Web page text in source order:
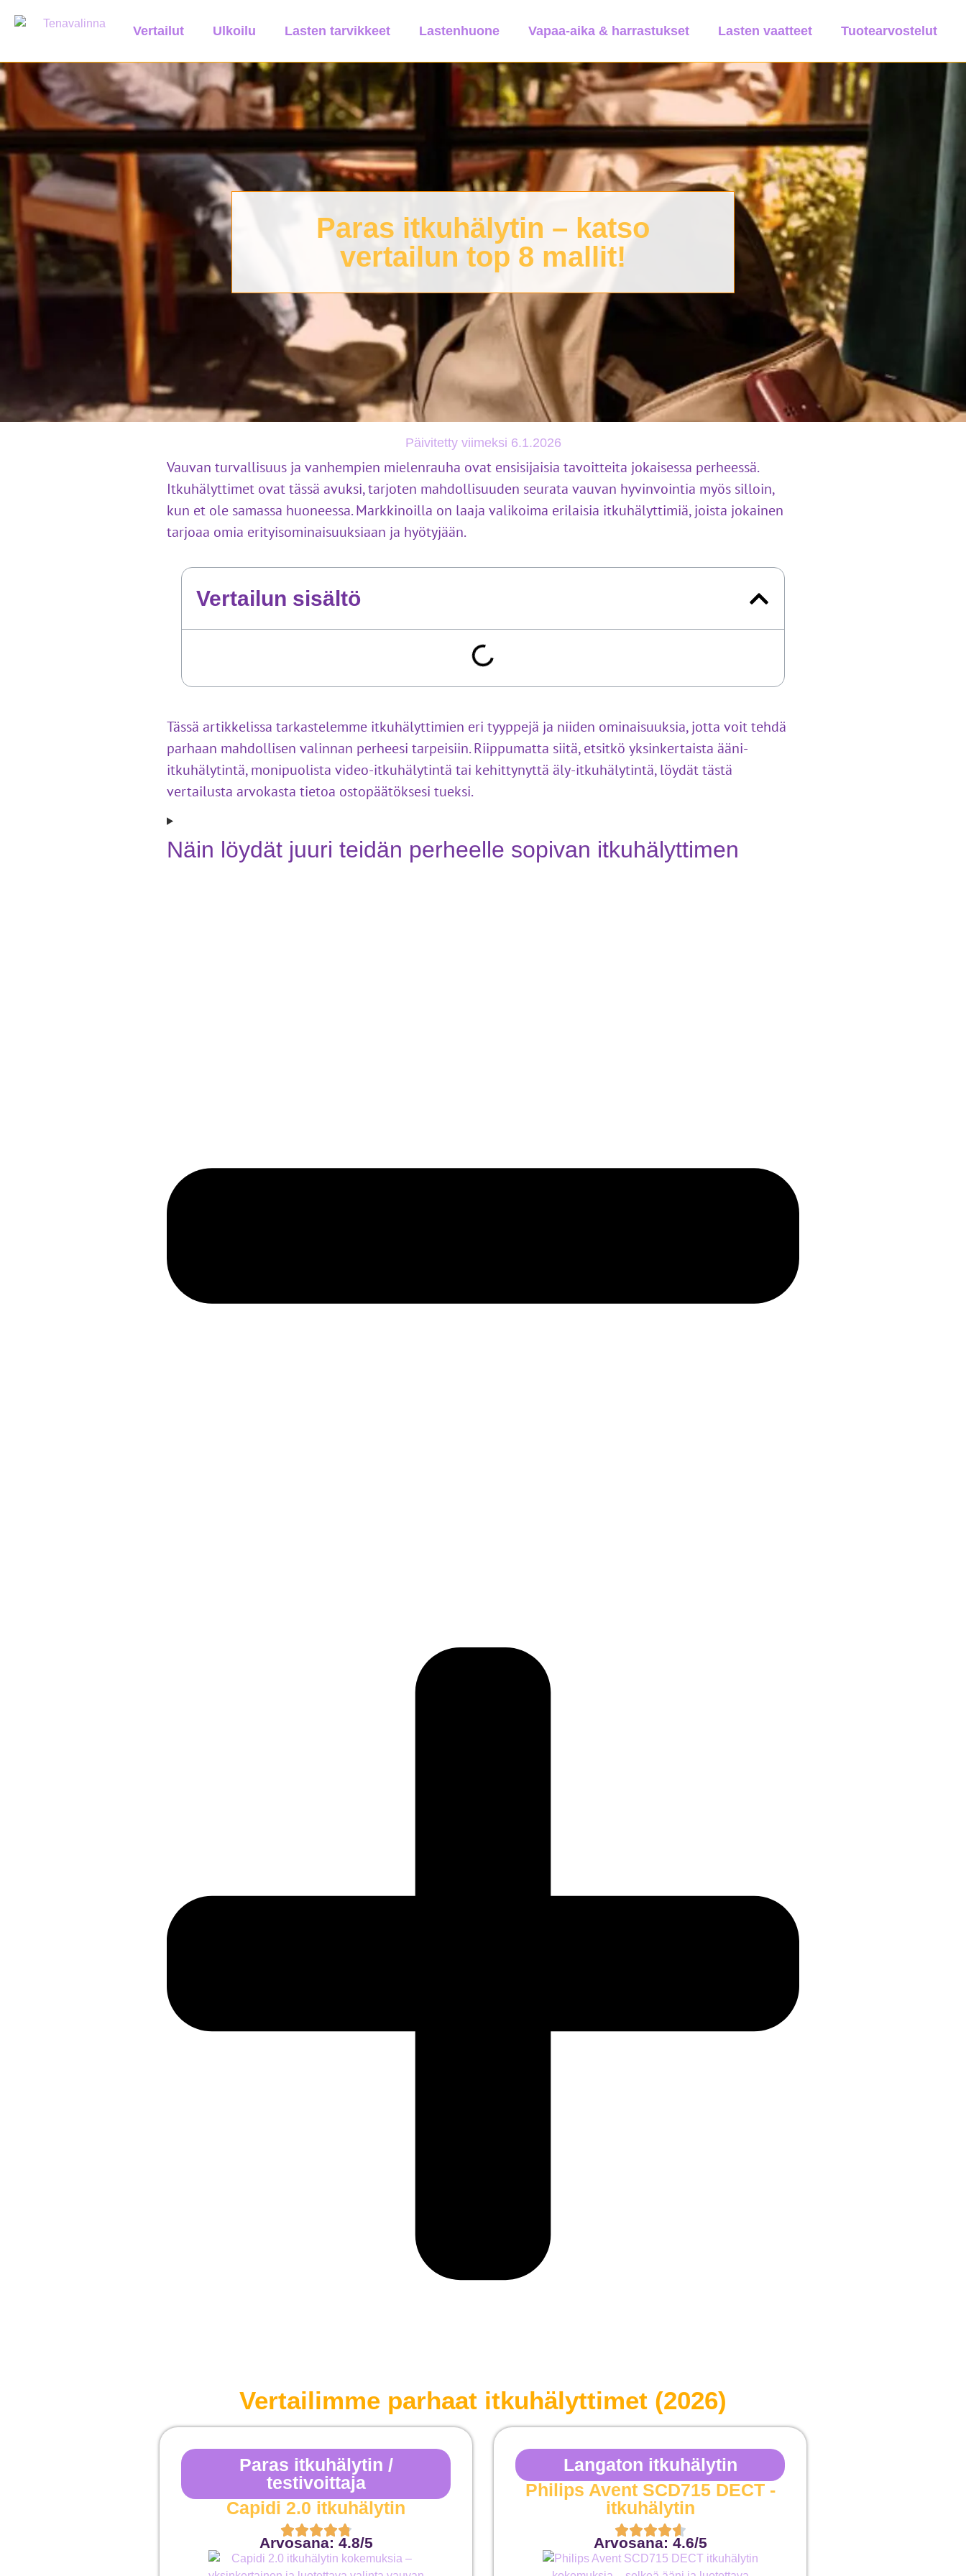
Vertailut Ulkoilu Lasten tarvikkeet Lastenhuone Vapaa-aika & harrastukset Lasten vaatteet Tuotearvostelut
Paras itkuhälytin – katso
vertailun top 8 mallit!
Päivitetty viimeksi 6.1.2026
Vauvan turvallisuus ja vanhempien mielenrauha ovat ensisijaisia tavoitteita jokaisessa perheessä.
Itkuhälyttimet ovat tässä avuksi, tarjoten mahdollisuuden seurata vauvan hyvinvointia myös silloin,
kun et ole samassa huoneessa. Markkinoilla on laaja valikoima erilaisia itkuhälyttimiä, joista jokainen
tarjoaa omia erityisominaisuuksiaan ja hyötyjään.
Vertailun sisältö
Tässä artikkelissa tarkastelemme itkuhälyttimien eri tyyppejä ja niiden ominaisuuksia, jotta voit tehdä
parhaan mahdollisen valinnan perheesi tarpeisiin. Riippumatta siitä, etsitkö yksinkertaista ääni-
itkuhälytintä, monipuolista video-itkuhälytintä tai kehittynyttä äly-itkuhälytintä, löydät tästä
vertailusta arvokasta tietoa ostopäätöksesi tueksi.
Näin löydät juuri teidän perheelle sopivan itkuhälyttimen
Vertailimme parhaat itkuhälyttimet (2026)
Paras itkuhälytin /
testivoittaja
Capidi 2.0 itkuhälytin
Arvosana: 4.8/5
Langaton itkuhälytin
Philips Avent SCD715 DECT -
itkuhälytin
Arvosana: 4.6/5